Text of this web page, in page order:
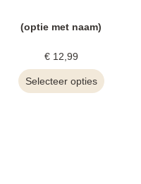
(optie met naam)
€12,99
Selecteer opties